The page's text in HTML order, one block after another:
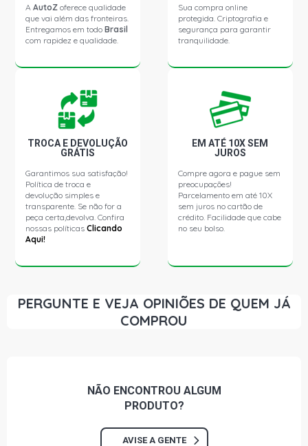
VECTRA GLS SEDAN 2.0 8V GASOLINA (1997 - 2003)
VECTRA GL IMPORTADO SEDAN 2.0 8V GASOLINA (1996
VECTRA GL IMPORTADO SEDAN 2.0 8V GASOLINA (1996
- 1996)
VECTRA GLS IMPORTADO SEDAN 2.0 8V GASOLINA
(1996 - 1996)
VECTRA GLS IMPORTADO SEDAN 2.0 8V GASOLINA
(1996 - 1996)
VECTRA GSI IMPORTADO SEDAN 2.0 16V C20SEL
GASOLINA (1996 - 1996)
AAutoZ oferece qualidade
que vai além das fronteiras.
Entregamos em todoBrasil
com rapidez e qualidade.
Sua compra online
protegida. Criptografia e
segurança para garantir
tranquilidade.
TROCA E DEVOLUÇÃO
GRÁTIS
Garantimos sua satisfação!
Política de troca e
devolução simples e
transparente. Se não for a
peça certa,devolva. Confira
nossas políticasClicando
Aqui!
EM ATÉ 10X SEM
JUROS
Compre agora e pague sem
preocupações!
Parcelamento em até 10X
sem juros no cartão de
crédito. Facilidade que cabe
no seu bolso.
PERGUNTE E VEJA OPINIÕES DE QUEM JÁ
COMPROU
NÃO ENCONTROU ALGUM
PRODUTO?
AVISE A GENTE